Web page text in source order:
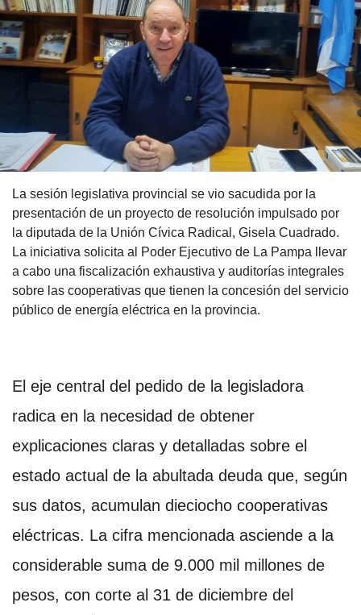
La sesión legislativa provincial se vio sacudida por la
presentación de un proyecto de resolución impulsado por
la diputada de la Unión Cívica Radical, Gisela Cuadrado.
La iniciativa solicita al Poder Ejecutivo de La Pampa llevar
a cabo una fiscalización exhaustiva y auditorías integrales
sobre las cooperativas que tienen la concesión del servicio
público de energía eléctrica en la provincia.
El eje central del pedido de la legisladora
radica en la necesidad de obtener
explicaciones claras y detalladas sobre el
estado actual de la abultada deuda que, según
sus datos, acumulan dieciocho cooperativas
eléctricas. La cifra mencionada asciende a la
considerable suma de 9.000 mil millones de
pesos, con corte al 31 de diciembre del